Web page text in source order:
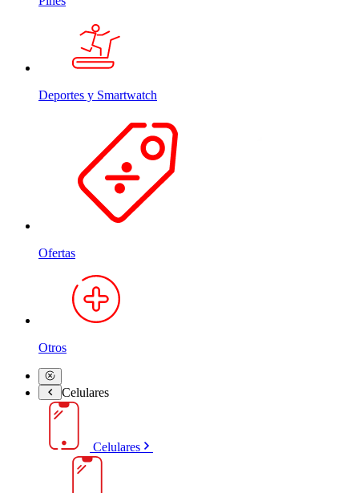
Deportes y Smartwatch
Ofertas
Otros
Celulares
Celulares